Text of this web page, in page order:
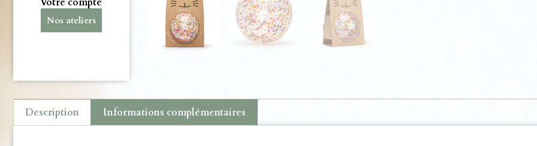
Nos ateliers
Description Informations complémentaires